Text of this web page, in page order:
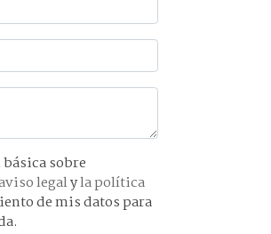
legalyla política
de mis datos para